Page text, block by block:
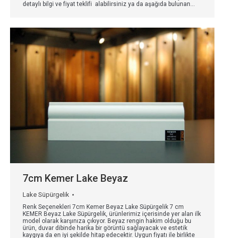
detaylı bilgi ve fiyat teklifi alabilirsiniz ya da aşağıda bulunan…
7cm Kemer Lake Beyaz
Lake Süpürgelik
Renk Seçenekleri 7cm Kemer Beyaz Lake Süpürgelik 7 cm
KEMER Beyaz Lake Süpürgelik, ürünlerimiz içerisinde yer alan ilk
model olarak karşınıza çıkıyor. Beyaz rengin hakim olduğu bu
ürün, duvar dibinde harika bir görüntü sağlayacak ve estetik
kaygıya da en iyi şekilde hitap edecektir. Uygun fiyatı ile birlikte